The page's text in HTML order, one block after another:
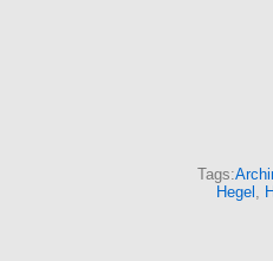
Tags:
Hegel ,